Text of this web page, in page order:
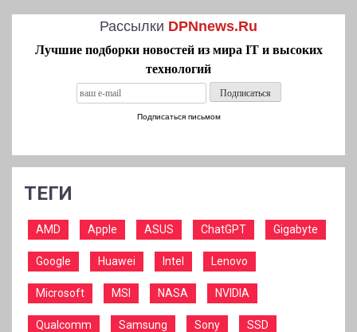
Рассылки DPNnews.Ru
Лучшие подборки новостей из мира IT и высоких
технологий
Подписаться письмом
ТЕГИ
AMD Apple ASUS ChatGPT Gigabyte
Google Huawei Intel Lenovo
Microsoft MSI NASA NVIDIA
Qualcomm Samsung Sony SSD